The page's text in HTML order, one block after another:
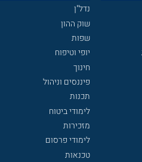
נדל"ן
שוק ההון
שפות
יופי וטיפוח
חינוך
פיננסים וניהול
תכנות
לימודי ביטוח
מזכירות
לימודי פרסום
טכנאות